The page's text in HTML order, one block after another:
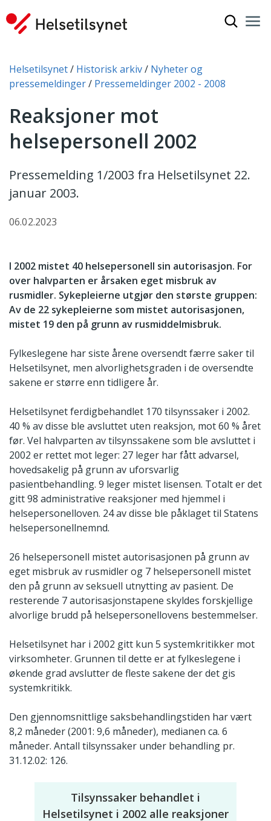
Du er her:
Helsetilsynet Historisk arkiv
Nyheter og
pressemeldinger
Pressemeldinger 2002 - 2008
Reaksjoner mot
helsepersonell 2002
Pressemelding 1/2003 fra Helsetilsynet 22.
januar 2003.
06.02.2023
I 2002 mistet 40 helsepersonell sin autorisasjon. For
over halvparten er årsaken eget misbruk av
rusmidler. Sykepleierne utgjør den største gruppen:
Av de 22 sykepleierne som mistet autorisasjonen,
mistet 19 den på grunn av rusmiddelmisbruk.
Fylkeslegene har siste årene oversendt færre saker til
Helsetilsynet, men alvorlighetsgraden i de oversendte
sakene er større enn tidligere år.
Helsetilsynet ferdigbehandlet 170 tilsynssaker i 2002.
40 % av disse ble avsluttet uten reaksjon, mot 60 % året
før. Vel halvparten av tilsynssakene som ble avsluttet i
2002 er rettet mot leger: 27 leger har fått advarsel,
hovedsakelig på grunn av uforsvarlig
pasientbehandling. 9 leger mistet lisensen. Totalt er det
gitt 98 administrative reaksjoner med hjemmel i
helsepersonelloven. 24 av disse ble påklaget til Statens
helsepersonellnemnd.
26 helsepersonell mistet autorisasjonen på grunn av
eget misbruk av rusmidler og 7 helsepersonell mistet
den på grunn av seksuell utnytting av pasient. De
resterende 7 autorisasjonstapene skyldes forskjellige
alvorlige brudd på helsepersonellovens bestemmelser.
Helsetilsynet har i 2002 gitt kun 5 systemkritikker mot
virksomheter. Grunnen til dette er at fylkeslegene i
økende grad avslutter de fleste sakene der det gis
systemkritikk.
Den gjennomsnittlige saksbehandlingstiden har vært
8,2 måneder (2001: 9,6 måneder), medianen ca. 6
måneder. Antall tilsynssaker under behandling pr.
31.12.02: 126.
Tilsynssaker behandlet i
Helsetilsynet i 2002 alle reaksjoner